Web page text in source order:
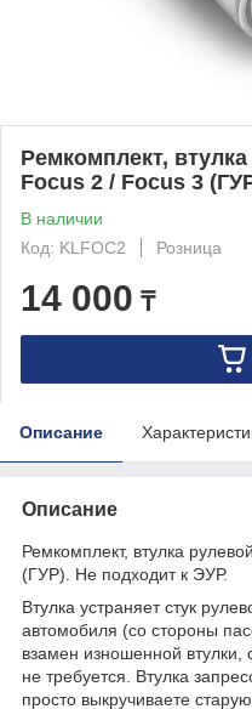
Ремкомплект,
Focus 2 / Focus 3
В наличии
Код: KLFOC2
Розница
14 000 ₸
Описание
Описание
Ремкомплект, втулка
(ГУР). Не подходит к ЭУР.
Втулка устраняет стук
автомобиля (со стороны
взамен изношенной втулки,
не требуется. Втулка
просто выкручиваете